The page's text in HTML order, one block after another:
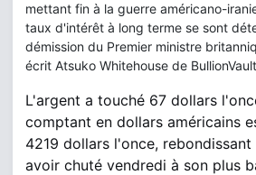
mettant fin à la guerre américano-
taux d'intérêt à long terme se sont
démission du Premier ministre
écrit Atsuko Whitehouse de
L'argent a touché 67 dollars
comptant en dollars américains
4219 dollars l'once, rebondissant
avoir chuté vendredi à son plus